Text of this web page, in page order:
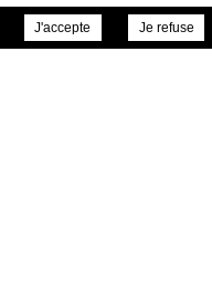
classe les exercices
J'accepte Je refuse